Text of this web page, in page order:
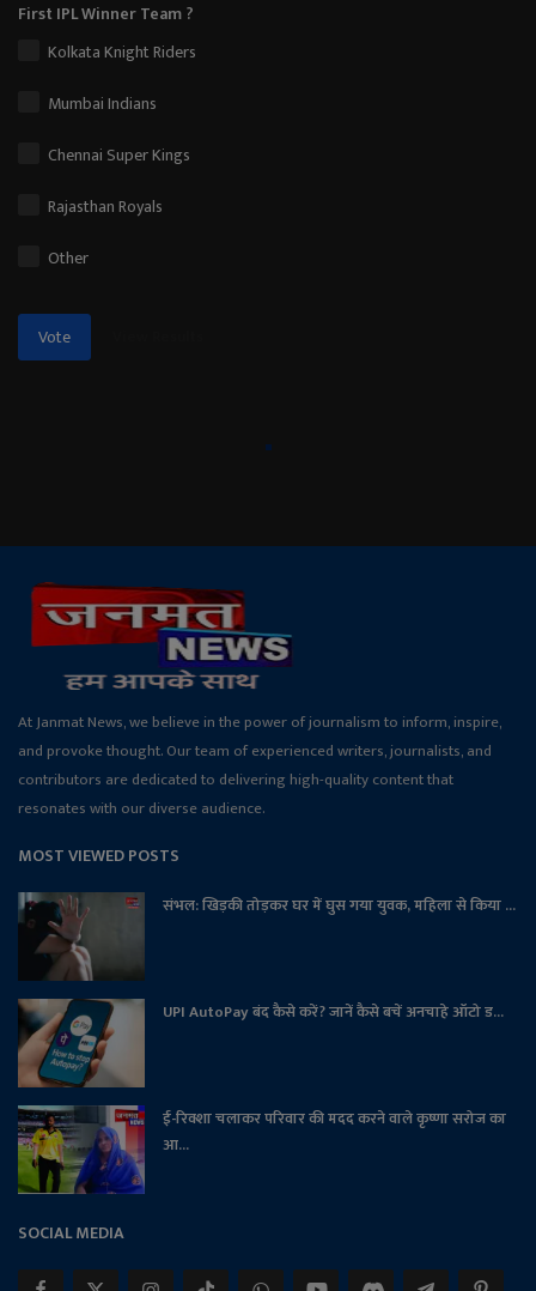
First IPL Winner Team ?
Kolkata Knight Riders
Mumbai Indians
Chennai Super Kings
Rajasthan Royals
Other
Vote
At Janmat News, we believe in the power of journalism to inform, inspire,
and provoke thought. Our team of experienced writers, journalists, and
contributors are dedicated to delivering high-quality content that
resonates with our diverse audience.
MOST VIEWED POSTS
संभल: खिड़की तोड़कर घर में घुस गया युवक, महिला से किया ...
UPI AutoPay बंद कैसे करें? जानें कैसे बचें अनचाहे ऑटो ड...
ई-रिक्शा चलाकर परिवार की मदद करने वाले कृष्णा सरोज का
आ...
SOCIAL MEDIA